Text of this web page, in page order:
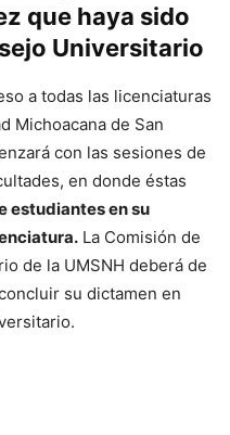
que haya sido
Universitario
a todas las licenciaturas
Michoacana de San
con las sesiones de
en donde éstas
estudiantes en su
La Comisión de
de la UMSNH deberá de
su dictamen en